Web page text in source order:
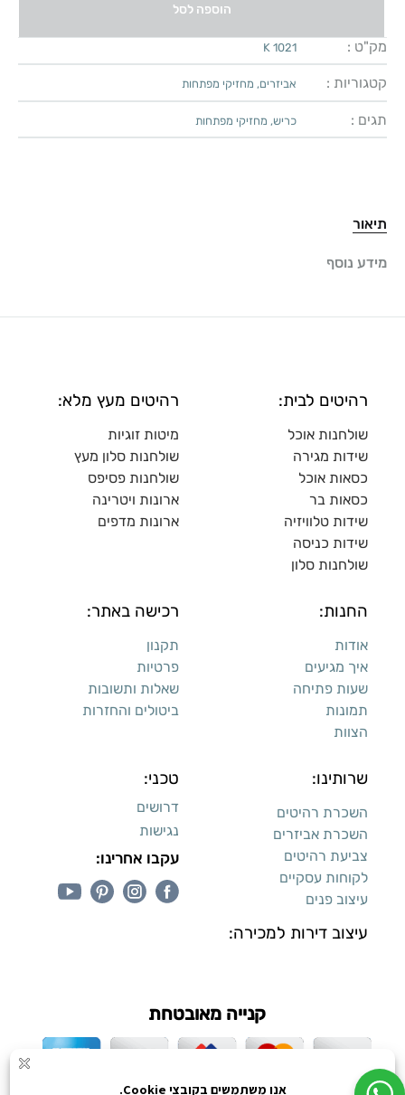
הוספה לסל
מק"ט : K 1021
קטגוריות : אביזרים, מחזיקי מפתחות
תגים : כריש, מחזיקי מפתחות
תיאור
מידע נוסף
רהיטים לבית:
שולחנות אוכל
שידות מגירה
כסאות אוכל
כסאות בר
שידות טלוויזיה
שידות כניסה
שולחנות סלון
רהיטים מעץ מלא:
מיטות זוגיות
שולחנות סלון מעץ
שולחנות פסיפס
ארונות ויטרינה
ארונות מדפים
החנות:
אודות
איך מגיעים
שעות פתיחה
תמונות
הצוות
רכישה באתר:
תקנון
פרטיות
שאלות ותשובות
ביטולים והחזרות
שרותינו:
השכרת רהיטים
השכרת אביזרים
צביעת רהיטים
לקוחות עסקיים
עיצוב פנים
עיצוב דירות למכירה:
טכני:
דרושים
נגישות
עקבו אחרינו:
קנייה מאובטחת